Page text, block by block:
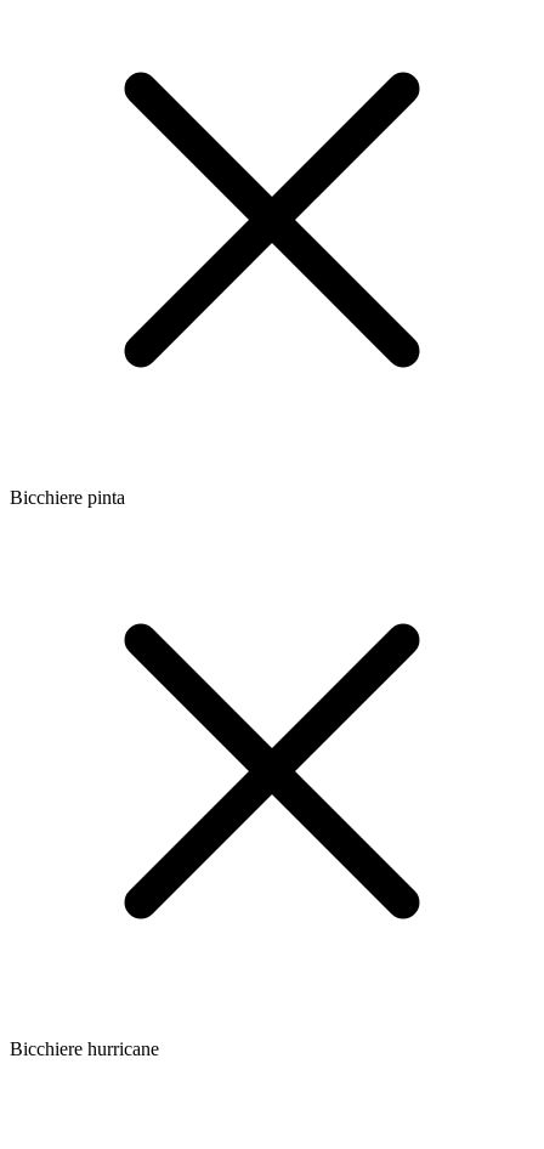
Bicchiere pinta
Bicchiere hurricane